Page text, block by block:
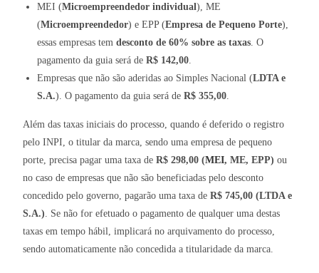
MEI (Microempreendedor individual), ME
(Microempreendedor) e EPP (Empresa de Pequeno Porte),
essas empresas temdesconto de 60% sobre as taxas . O
pagamento da guia será deR$ 142,00
Empresas que não são aderidas ao Simples Nacional (LDTA e
S.A.). O pagamento da guia será deR$ 355,00
Além das taxas iniciais do processo, quando é deferido o registro
pelo INPI, o titular da marca, sendo uma empresa de pequeno
porte, precisa pagar uma taxa deR$ 298,00 (MEI, ME, EPP) ou
no caso de empresas que não são beneficiadas pelo desconto
concedido pelo governo, pagarão uma taxa deR$ 745,00 (LTDA e
S.A.) . Se não for efetuado o pagamento de qualquer uma destas
taxas em tempo hábil, implicará no arquivamento do processo,
sendo automaticamente não concedida a titularidade da marca.